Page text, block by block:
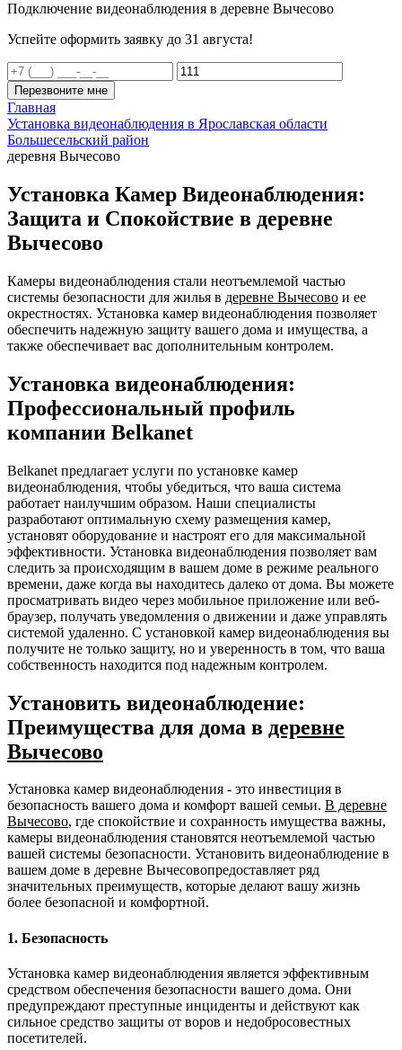
Подключение видеонаблюдения в деревне Вычесово
Успейте оформить заявку до 31 августа!
Перезвоните мне
Главная
Установка видеонаблюдения в Ярославская области
Большесельский район
деревня Вычесово
Установка Камер Видеонаблюдения:
Защита и Спокойствие в деревне
Вычесово
Камеры видеонаблюдения стали неотъемлемой частью
системы безопасности для жилья в деревне Вычесово и ее
окрестностях. Установка камер видеонаблюдения позволяет
обеспечить надежную защиту вашего дома и имущества, а
также обеспечивает вас дополнительным контролем.
Установка видеонаблюдения:
Профессиональный профиль
компании Belkanet
Belkanet предлагает услуги по установке камер
видеонаблюдения, чтобы убедиться, что ваша система
работает наилучшим образом. Наши специалисты
разработают оптимальную схему размещения камер,
установят оборудование и настроят его для максимальной
эффективности. Установка видеонаблюдения позволяет вам
следить за происходящим в вашем доме в режиме реального
времени, даже когда вы находитесь далеко от дома. Вы можете
просматривать видео через мобильное приложение или веб-
браузер, получать уведомления о движении и даже управлять
системой удаленно. С установкой камер видеонаблюдения вы
получите не только защиту, но и уверенность в том, что ваша
собственность находится под надежным контролем.
Установить видеонаблюдение:
Преимущества для дома в деревне
Вычесово
Установка камер видеонаблюдения - это инвестиция в
безопасность вашего дома и комфорт вашей семьи. В деревне
Вычесово, где спокойствие и сохранность имущества важны,
камеры видеонаблюдения становятся неотъемлемой частью
вашей системы безопасности. Установить видеонаблюдение в
вашем доме в деревне Вычесовопредоставляет ряд
значительных преимуществ, которые делают вашу жизнь
более безопасной и комфортной.
1. Безопасность
Установка камер видеонаблюдения является эффективным
средством обеспечения безопасности вашего дома. Они
предупреждают преступные инциденты и действуют как
сильное средство защиты от воров и недобросовестных
посетителей.